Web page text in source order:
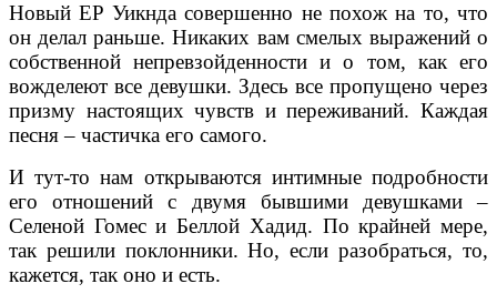
Новый EP Уикнда совершенно не похож на то, что
он делал раньше. Никаких вам смелых выражений о
собственной непревзойденности и о том, как его
вожделеют все девушки. Здесь все пропущено через
призму настоящих чувств и переживаний. Каждая
песня – частичка его самого.
И тут-то нам открываются интимные подробности
его отношений с двумя бывшими девушками –
Селеной Гомес и Беллой Хадид. По крайней мере,
так решили поклонники. Но, если разобраться, то,
кажется, так оно и есть.